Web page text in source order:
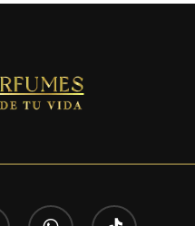
whatsapp tiktok